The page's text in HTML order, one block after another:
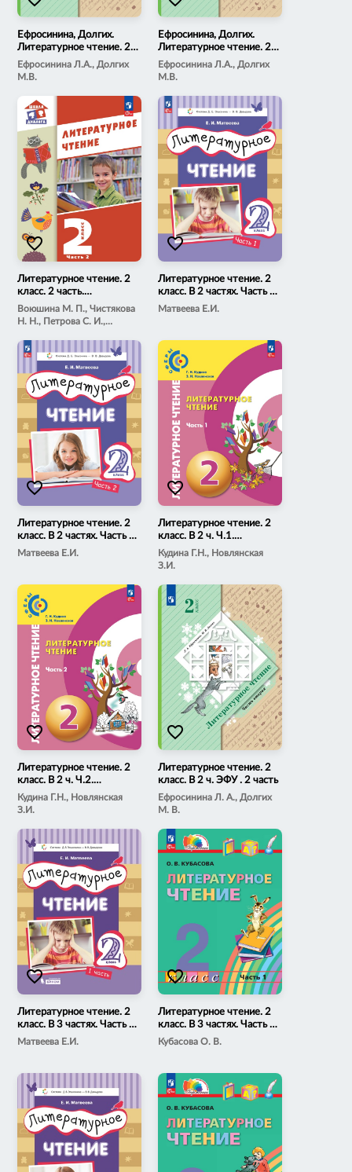
Ефросинина, Долгих.
Литературное чтение. 2
класс. Часть 1.
Электронная форма
Ефросинина Л.А., Долгих
М.В.
Ефросинина, Долгих.
Литературное чтение. 2
класс. Часть 2.
Электронная форма
Ефросинина Л.А., Долгих
М.В.
Литературное чтение. 2
класс. 2 часть.
Электронная форма
учебного пособия (Школа
Диалога)
Воюшина М. П., Чистякова
Н. Н., Петрова С. И.,
favorite_border
Литературное чтение. 2
класс. В 2 частях. Часть 1.
Электронная форма
Матвеева Е.И.
favorite_border
Литературное чтение. 2
класс. В 2 частях. Часть 2.
Электронная форма
Матвеева Е.И.
favorite_border
Литературное чтение. 2
класс. В 2 ч. Ч.1.
Электронная форма
учебного пособия
Кудина Г.Н., Новлянская
З.И.
favorite_border
Литературное чтение. 2
класс. В 2 ч. Ч.2.
Электронная форма
учебного пособия
Кудина Г.Н., Новлянская
З.И.
favorite_border
Литературное чтение. 2
класс. В 2 ч. ЭФУ . 2 часть
Ефросинина Л. А., Долгих
М. В.
favorite_border
Литературное чтение. 2
класс. В 3 частях. Часть 1.
Электронная форма
Матвеева Е.И.
favorite_border
Литературное чтение. 2
класс. В 3 частях. Часть 1.
Электронная форма
учебного пособия
Кубасова О. В.
favorite_border